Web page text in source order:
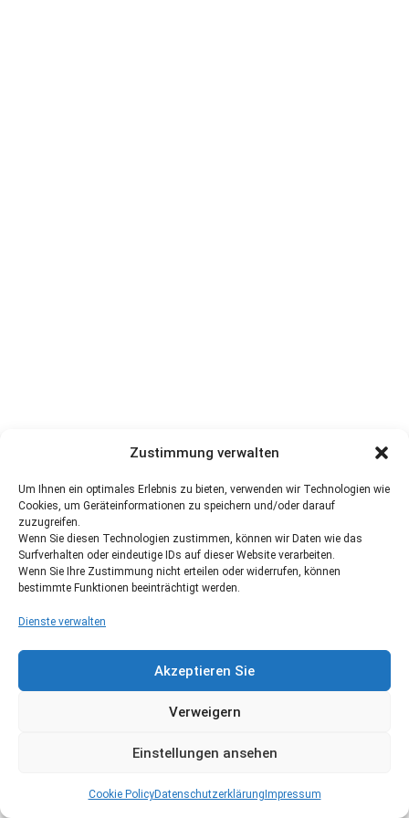
Zustimmung verwalten
Um Ihnen ein optimales Erlebnis zu bieten, verwenden wir Technologien wie
Cookies, um Geräteinformationen zu speichern und/oder darauf
zuzugreifen.
Wenn Sie diesen Technologien zustimmen, können wir Daten wie das
Surfverhalten oder eindeutige IDs auf dieser Website verarbeiten.
Wenn Sie Ihre Zustimmung nicht erteilen oder widerrufen, können
bestimmte Funktionen beeinträchtigt werden.
Dienste verwalten
Akzeptieren Sie
Verweigern
Einstellungen ansehen
Cookie PolicyDatenschutzerklärung Impressum